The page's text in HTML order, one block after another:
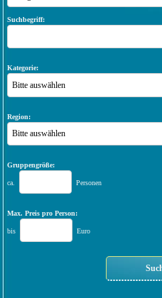
Suchbegriff:
Kategorie:
Bitte auswählen
Region:
Bitte auswählen
Gruppengröße:
ca. Personen
Max. Preis pro Person:
bis Euro